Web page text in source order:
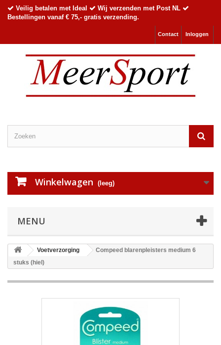
Veilig betalen met Ideal
Wij verzenden met Post NL
Bestellingen vanaf € 75,- gratis verzending.
Inloggen
Contact
Winkelwagen (leeg)
MENU
Voetverzorging
Compeed blarenpleisters medium 6
stuks (hiel)